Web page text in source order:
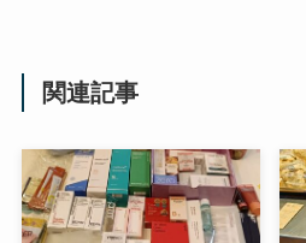
関連記事